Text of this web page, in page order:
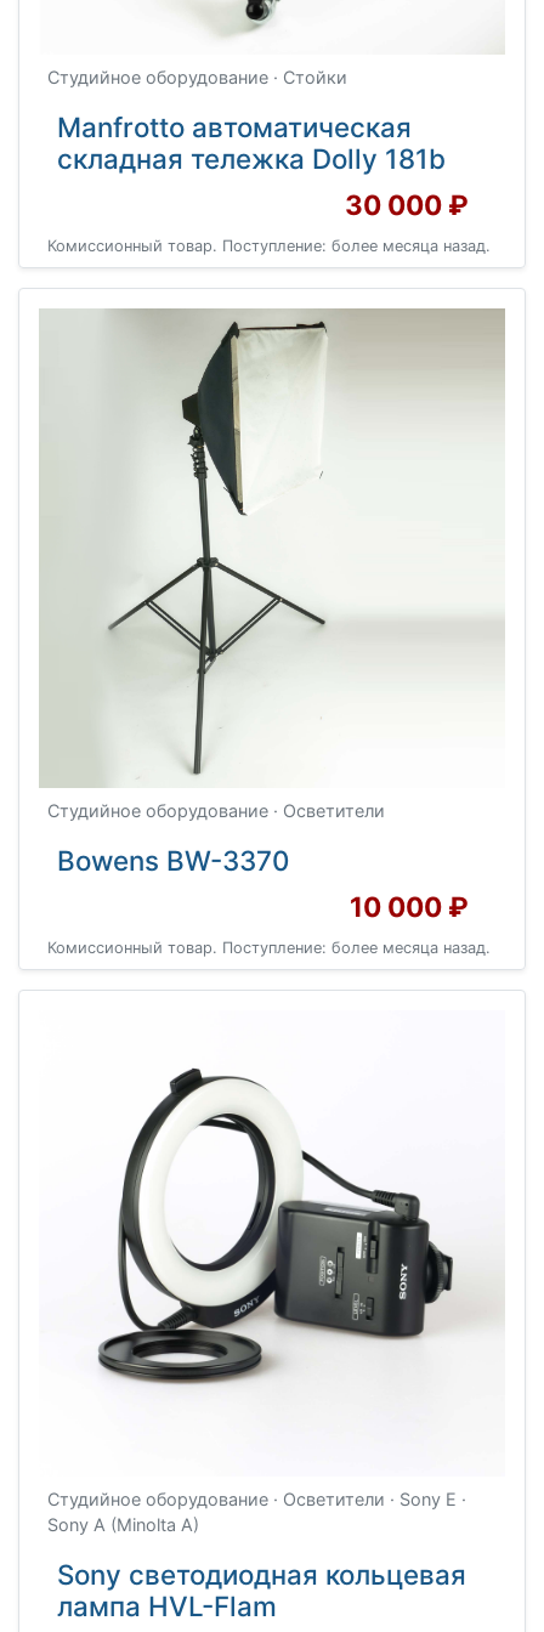
Студийное оборудование · Стойки
Manfrotto aвтоматическая
складная тележка Dolly 181b
30 000 ₽
Комиссионный товар. Поступление: более месяца назад.
Студийное оборудование · Осветители
Bowens BW-3370
10 000 ₽
Комиссионный товар. Поступление: более месяца назад.
Студийное оборудование · Осветители · Sony E ·
Sony A (Minolta A)
Sony светодиодная кольцевая
лампа HVL-Flam